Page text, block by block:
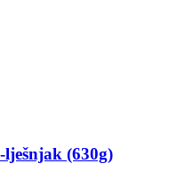
(630g)